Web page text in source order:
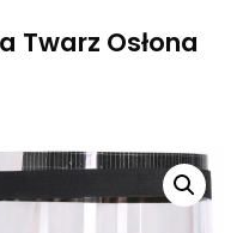
Twarz Osłona